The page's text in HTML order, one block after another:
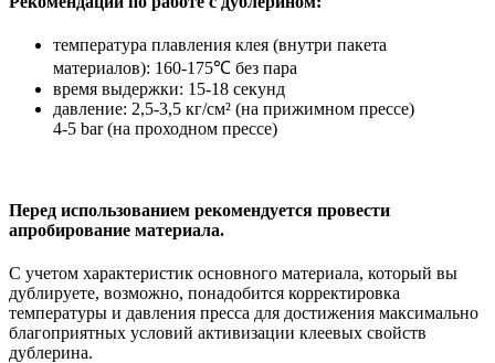
температура плавления клея (внутри пакета
материалов): 160-175℃ без пара
время выдержки: 15-18 секунд
давление: 2,5-3,5 кг/см² (на прижимном прессе)
4-5 bar (на проходном прессе)
Перед использованием рекомендуется провести
апробирование материала.
С учетом характеристик основного материала, который вы
дублируете, возможно, понадобится корректировка
температуры и давления пресса для достижения максимально
благоприятных условий активизации клеевых свойств
дублерина.